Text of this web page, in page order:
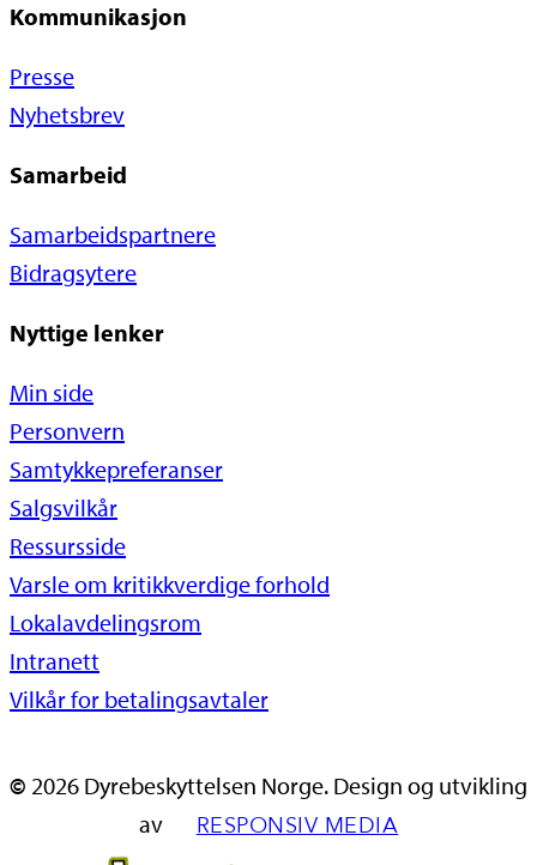
Kommunikasjon
Presse
Nyhetsbrev
Samarbeid
Samarbeidspartnere
Bidragsytere
Nyttige lenker
Min side
Personvern
Samtykkepreferanser
Salgsvilkår
Ressursside
Varsle om kritikkverdige forhold
Lokalavdelingsrom
Intranett
Vilkår for betalingsavtaler
© 2026 Dyrebeskyttelsen Norge. Design og utvikling
av
RESPONSIV MEDIA